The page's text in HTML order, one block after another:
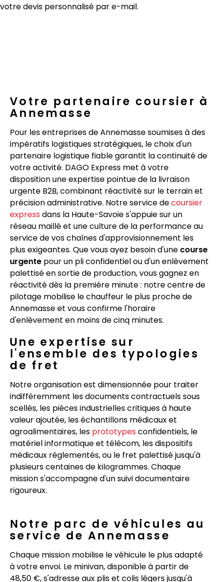
votre devis personnalisé par e-mail.
Votre partenaire coursier à
Annemasse
Pour les entreprises de Annemasse soumises à des
impératifs logistiques stratégiques, le choix d'un
partenaire logistique fiable garantit la continuité de
votre activité. DAGO Express met à votre
disposition une expertise pointue de la livraison
urgente B2B, combinant réactivité sur le terrain et
précision administrative. Notre service decoursier
express dans la Haute-Savoie s'appuie sur un
réseau maillé et une culture de la performance au
service de vos chaînes d'approvisionnement les
plus exigeantes. Que vous ayez besoin d'une course
urgente pour un pli confidentiel ou d'un enlèvement
palettisé en sortie de production, vous gagnez en
réactivité dès la première minute : notre centre de
pilotage mobilise le chauffeur le plus proche de
Annemasse et vous confirme l'horaire
d'enlèvement en moins de cinq minutes.
Une expertise sur
l'ensemble des typologies
de fret
Notre organisation est dimensionnée pour traiter
indifféremment les documents contractuels sous
scellés, les pièces industrielles critiques à haute
valeur ajoutée, les échantillons médicaux et
agroalimentaires, les prototypes confidentiels, le
matériel informatique et télécom, les dispositifs
médicaux réglementés, ou le fret palettisé jusqu'à
plusieurs centaines de kilogrammes. Chaque
mission s'accompagne d'un suivi documentaire
rigoureux.
Notre parc de véhicules au
service de Annemasse
Chaque mission mobilise le véhicule le plus adapté
à votre envoi. Le minivan, disponible à partir de
48,50 €, s'adresse aux plis et colis légers jusqu'à